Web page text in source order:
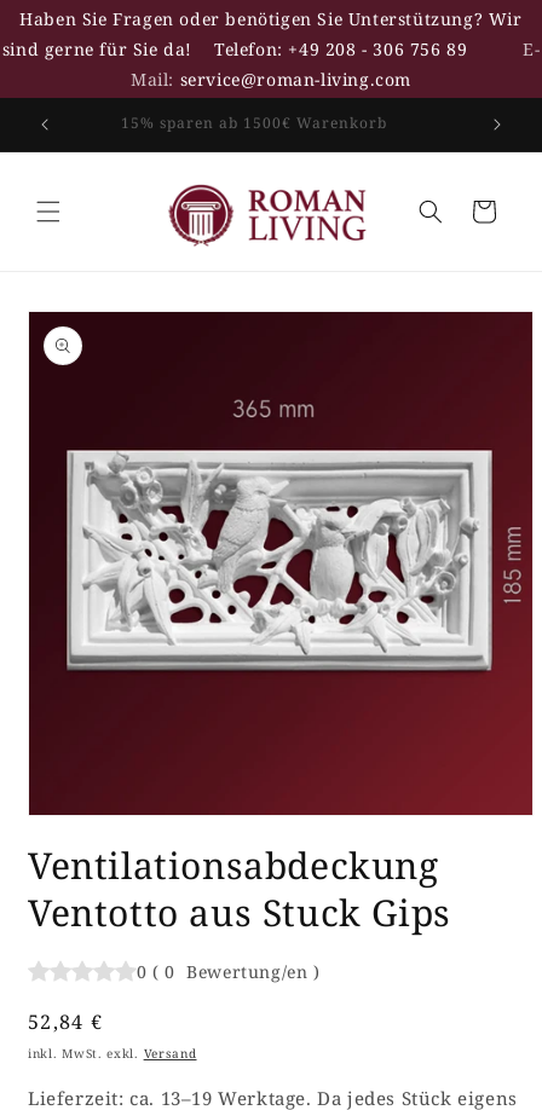
zum
Inhalt
Haben Sie Fragen oder benötigen Sie Unterstützung? Wir
sind gerne für Sie da!
Telefon: +49 208 - 306 756 89
E-
Mail: service@roman-living.com
15% sparen ab 1500€ Warenkorb
Warenkorb
in
Modal
Ventilationsabdeckung
Ventotto aus Stuck Gips
0( 0 Bewertung/en )
Normaler
Preis
52,84 €
inkl. MwSt. exkl. Versand
Lieferzeit: ca. 13–19 Werktage. Da jedes Stück eigens